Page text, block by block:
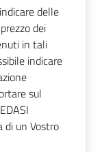
delle
dei
in tali
indicare
sul
di un Vostro